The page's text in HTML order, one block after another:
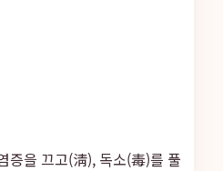
증을 끄고(淸), 독소(毒)를 풀